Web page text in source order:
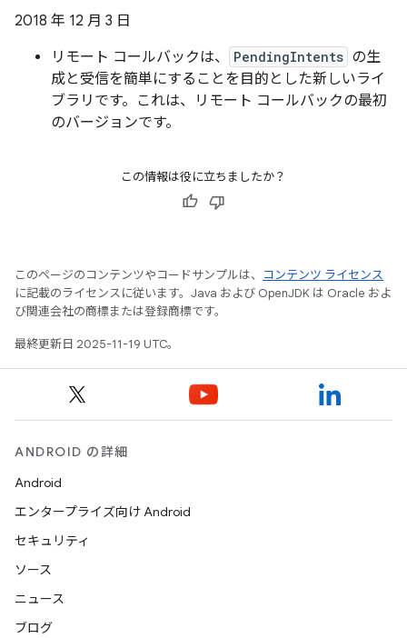
2018 年 12 月 3 日
リモート コールバックは、
PendingIntents の生
成と受信を簡単にすることを目的とした新しいライ
ブラリです。これは、リモート コールバックの最初
のバージョンです。
この情報は役に立ちましたか？
このページのコンテンツやコードサンプルは、
コンテンツ ライセンス
に記載のライセンスに従います。Java および OpenJDK は Oracle およ
び関連会社の商標または登録商標です。
最終更新日 2025-11-19 UTC。
ANDROID の詳細
Android
エンタープライズ向け Android
セキュリティ
ソース
ニュース
ブログ